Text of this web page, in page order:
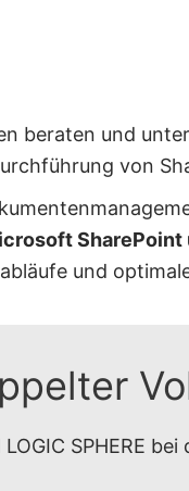
beraten und
von
und
SPHERE bei